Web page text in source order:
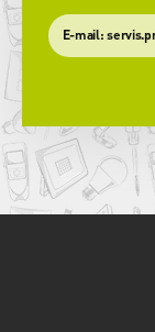
​E-mail: